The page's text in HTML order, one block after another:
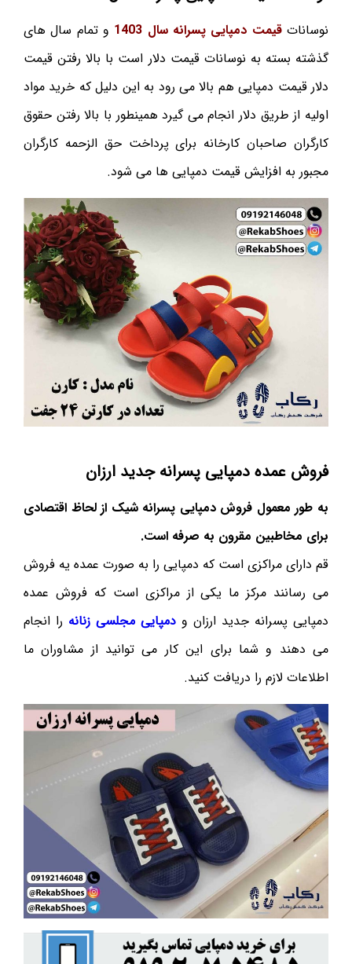
نوساناتقیمت دمپایی پسرانه سال 1403
و تمام سال های
گذشته بسته به نوسانات قیمت دلار است با بالا رفتن قیمت
دلار قیمت دمپایی هم بالا می رود به این دلیل که خرید مواد
اولیه از طریق دلار انجام می گیرد همینطور با بالا رفتن حقوق
کارگران صاحبان کارخانه برای پرداخت حق الزحمه کارگران
مجبور به افزایش قیمت دمپایی ها می شود.
فروش عمده دمپایی پسرانه جدید ارزان
به طور معمول فروش دمپایی پسرانه شیک از لحاظ اقتصادی
برای مخاطبین مقرون به صرفه است.
قم دارای مراکزی است که دمپایی را به صورت عمده یه فروش
می رسانند مرکز ما یکی از مراکزی است که فروش عمده
دمپایی پسرانه جدید ارزان و دمپایی مجلسی زنانه را انجام
می دهند و شما برای این کار می توانید از مشاوران ما
اطلاعات لازم را دریافت کنید.